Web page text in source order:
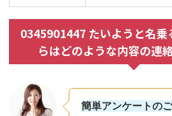
0345901447 たいようと名
らはどのような内容の連
簡単アンケートの